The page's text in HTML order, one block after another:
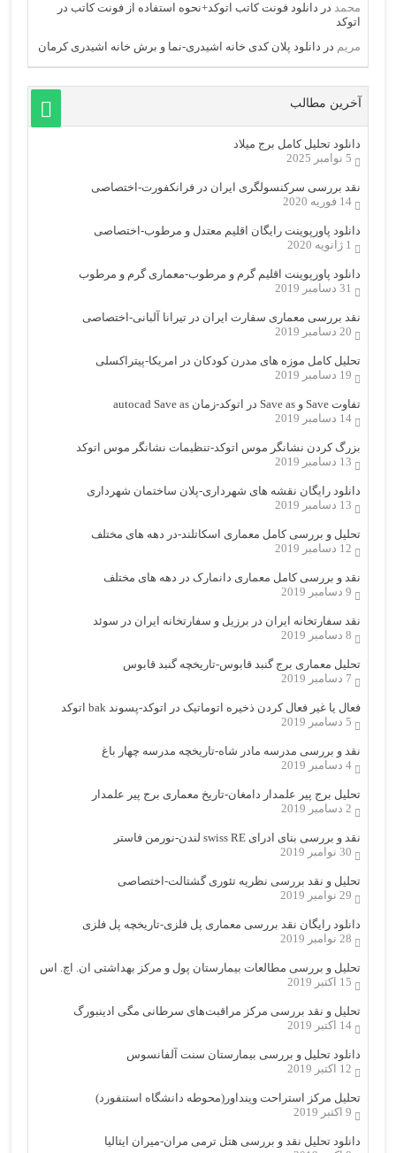
محمد در دانلود فونت کاتب اتوکد+نحوه استفاده از فونت کاتب در
اتوکد
مریم در دانلود پلان کدی خانه اشیدری-نما و برش خانه اشیدری کرمان
آخرین مطالب
دانلود تحلیل کامل برج میلاد
5 نوامبر 2025
نقد بررسی سرکنسولگری ایران در فرانکفورت-اختصاصی
14 فوریه 2020
دانلود پاورپوینت رایگان اقلیم معتدل و مرطوب-اختصاصی
1 ژانویه 2020
دانلود پاورپوینت اقلیم گرم و مرطوب-معماری گرم و مرطوب
31 دسامبر 2019
نقد بررسی معماری سفارت ایران در تیرانا آلبانی-اختصاصی
20 دسامبر 2019
تحلیل کامل موزه های مدرن کودکان در امریکا-پیتراکسلی
19 دسامبر 2019
تفاوت Save و Save as در اتوکد-زمان autocad Save as
14 دسامبر 2019
بزرگ کردن نشانگر موس اتوکد-تنظیمات نشانگر موس اتوکد
13 دسامبر 2019
دانلود رایگان نقشه های شهرداری-پلان ساختمان شهرداری
13 دسامبر 2019
تحلیل و بررسی کامل معماری اسکاتلند-در دهه های مختلف
12 دسامبر 2019
نقد و بررسی کامل معماری دانمارک در دهه های مختلف
9 دسامبر 2019
نقد سفارتخانه ایران در برزیل و سفارتخانه ایران در سوئد
8 دسامبر 2019
تحلیل معماری برج گنبد قابوس-تاریخچه گنبد قابوس
7 دسامبر 2019
فعال یا غیر فعال کردن ذخیره اتوماتیک در اتوکد-پسوند bak اتوکد
5 دسامبر 2019
نقد و بررسی مدرسه مادر شاه-تاریخچه مدرسه چهار باغ
4 دسامبر 2019
تحلیل برج پیر علمدار دامغان-تاریخ معماری برج پیر علمدار
2 دسامبر 2019
نقد و بررسی بنای ادرای swiss RE لندن-نورمن فاستر
30 نوامبر 2019
تحلیل و نقد بررسی نظریه تئوری گشتالت-اختصاصی
29 نوامبر 2019
دانلود رایگان نقد بررسی معماری پل فلزی-تاریخچه پل فلزی
28 نوامبر 2019
تحلیل و بررسی مطالعات بیمارستان پول و مرکز بهداشتی ان. اچ. اس
15 اکتبر 2019
تحلیل و نقد بررسی مرکز مراقبت‌های سرطانی مگی ادینبورگ
14 اکتبر 2019
دانلود تحلیل و بررسی بیمارستان سنت آلفانسوس
12 اکتبر 2019
تحلیل مرکز استراحت وینداور(محوطه دانشگاه استنفورد)
9 اکتبر 2019
دانلود تحلیل نقد و بررسی هتل ترمی مران-میران ایتالیا